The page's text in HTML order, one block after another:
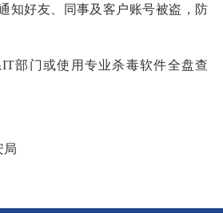
知好友、同事及客户账号被盗，防
部门或使用专业杀毒软件全盘查
局